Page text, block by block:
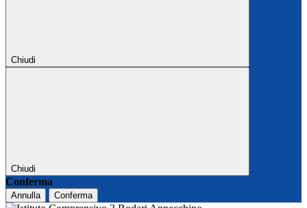
Chiudi
Chiudi
Conferma
Annulla Conferma